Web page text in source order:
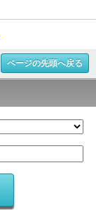
ページの先頭へ戻る